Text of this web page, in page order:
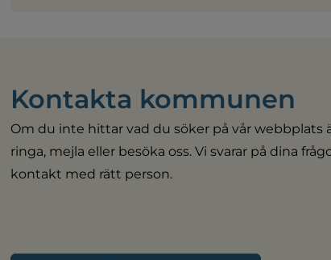
Kontakta kommunen
Om du inte hittar vad du söker på vår webbplats
ringa, mejla eller besöka oss. Vi svarar på dina
kontakt med rätt person.